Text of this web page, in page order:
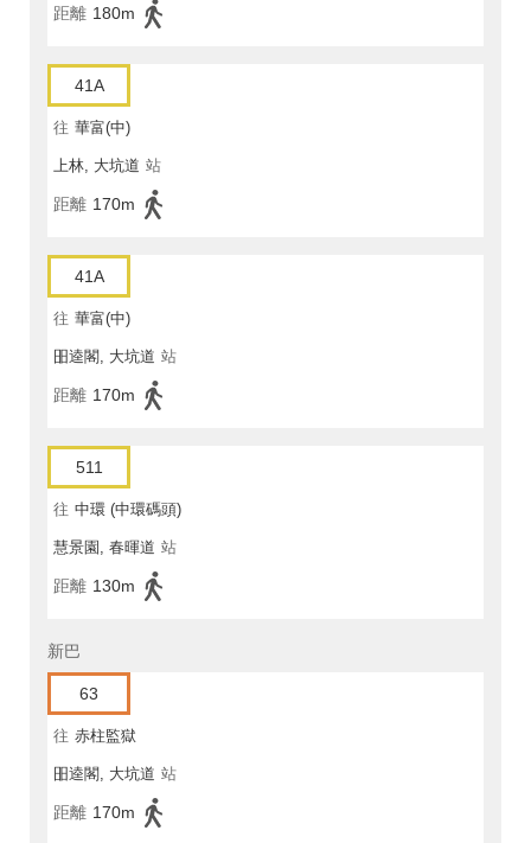
距離 180m
41A
往 華富(中)
上林, 大坑道 站
距離 170m
41A
往 華富(中)
昍逵閣, 大坑道 站
距離 170m
511
往 中環 (中環碼頭)
慧景園, 春暉道 站
距離 130m
新巴
63
往 赤柱監獄
昍逵閣, 大坑道 站
距離 170m